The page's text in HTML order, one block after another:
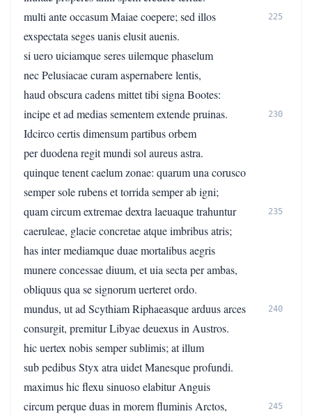
multi ante occasum Maiae coepere; sed illos
225
exspectata seges uanis elusit auenis.
si uero uiciamque seres uilemque phaselum
nec Pelusiacae curam aspernabere lentis,
haud obscura cadens mittet tibi signa Bootes:
incipe et ad medias sementem extende pruinas.
230
Idcirco certis dimensum partibus orbem
per duodena regit mundi sol aureus astra.
quinque tenent caelum zonae: quarum una corusco
semper sole rubens et torrida semper ab igni;
quam circum extremae dextra laeuaque trahuntur
235
caeruleae, glacie concretae atque imbribus atris;
has inter mediamque duae mortalibus aegris
munere concessae diuum, et uia secta per ambas,
obliquus qua se signorum uerteret ordo.
mundus, ut ad Scythiam Riphaeasque arduus arces
240
consurgit, premitur Libyae deuexus in Austros.
hic uertex nobis semper sublimis; at illum
sub pedibus Styx atra uidet Manesque profundi.
maximus hic flexu sinuoso elabitur Anguis
circum perque duas in morem fluminis Arctos,
245